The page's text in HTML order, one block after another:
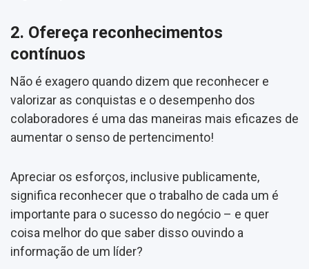
2. Ofereça reconhecimentos
contínuos
Não é exagero quando dizem que reconhecer e
valorizar as conquistas e o desempenho dos
colaboradores é uma das maneiras mais eficazes de
aumentar o senso de pertencimento!
Apreciar os esforços, inclusive publicamente,
significa reconhecer que o trabalho de cada um é
importante para o sucesso do negócio – e quer
coisa melhor do que saber disso ouvindo a
informação de um líder?